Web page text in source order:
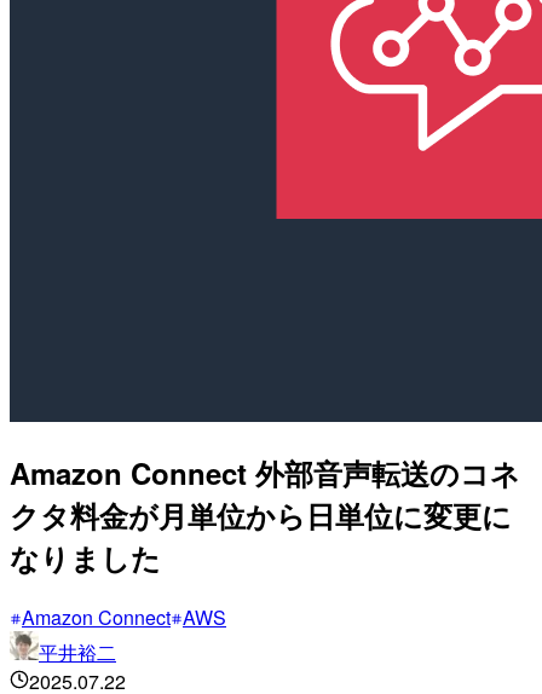
Amazon Connect 外部音声転送のコネ
クタ料金が月単位から日単位に変更に
なりました
Amazon Connect AWS
平井裕二
2025.07.22